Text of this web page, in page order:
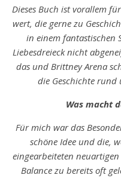
Dieses Buch ist vorallem
wert, die gerne zu
in einem fantastischen
Liebesdreieck nicht
das und Brittney Arena
die Geschichte rund
Was macht
Für mich war das
schöne Idee und die,
eingearbeiteten
Balance zu bereits oft